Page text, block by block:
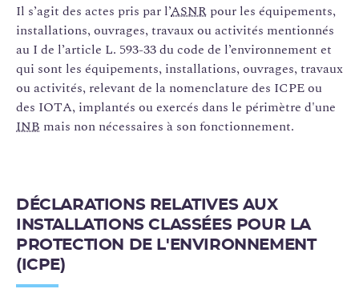
Il s’agit des actes pris par l’ASNR pour les équipements,
installations, ouvrages, travaux ou activités mentionnés
au I de l’article L. 593-33 du code de l’environnement et
qui sont les équipements, installations, ouvrages, travaux
ou activités, relevant de la nomenclature des ICPE ou
des IOTA, implantés ou exercés dans le périmètre d'une
INB mais non nécessaires à son fonctionnement.
DÉCLARATIONS RELATIVES AUX
INSTALLATIONS CLASSÉES POUR LA
PROTECTION DE L'ENVIRONNEMENT
(ICPE)